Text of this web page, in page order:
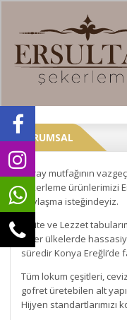
KURUMSAL
Saray mutfağının
şekerleme ürünlerimizi
paylaşma isteğindeyiz.
Kalite ve Lezzet
diğer ülkelerde
süredir Konya
Tüm lokum çeşitleri,
gofret üretebilen alt
Hijyen standartlarımızı